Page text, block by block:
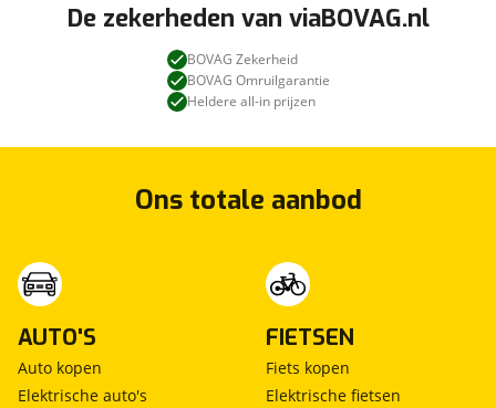
De zekerheden van viaBOVAG.nl
BOVAG Zekerheid
BOVAG Omruilgarantie
Heldere all-in prijzen
Ons totale aanbod
AUTO'S
Auto kopen
Elektrische auto's
FIETSEN
Fiets kopen
Elektrische fietsen